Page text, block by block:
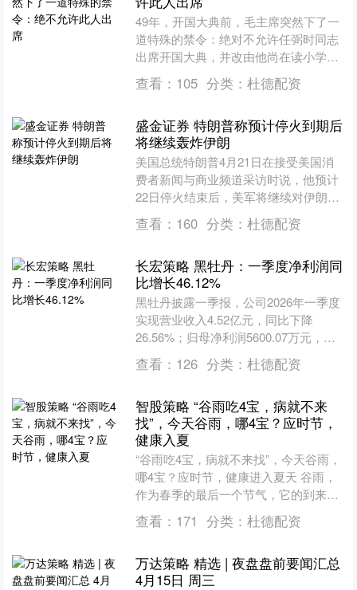
49年，开国大典前，毛主席突然下了一
道特殊的禁令：绝对不允许任弼时同志
出席开国大典，并改由他尚在读小学的
女儿任远征代替出席。 1949年，开国大
典举行前夕，毛主....
查看： 105 分类： 杜德配资
盛金证券 特朗普称预计停火到期后
将继续轰炸伊朗
美国总统特朗普4月21日在接受美国消
费者新闻与商业频道采访时说，他预计
22日停火结束后，美军将继续对伊朗进
行轰炸，因为他认为采取这种强硬姿
态“更为恰当”。美军已....
查看： 160 分类： 杜德配资
长宏策略 黑牡丹：一季度净利润同
比增长46.12%
黑牡丹披露一季报，公司2026年一季度
实现营业收入4.52亿元，同比下降
26.56%；归母净利润5600.07万元，同
比增长46.12%，报告期内，归母净利润
同....
查看： 126 分类： 杜德配资
智股策略 “谷雨吃4宝，病就不来
找”，今天谷雨，哪4宝？应时节，
健康入夏
“谷雨吃4宝，病就不来找”，今天谷雨，
哪4宝？应时节，健康进入夏天 谷雨，
作为春季的最后一个节气，它的到来意
味着寒潮天气基本结束，气温回升加
快。谷雨到，雨水增多....
查看： 171 分类： 杜德配资
万达策略 精选 | 夜盘盘前要闻汇总
4月15日 周三